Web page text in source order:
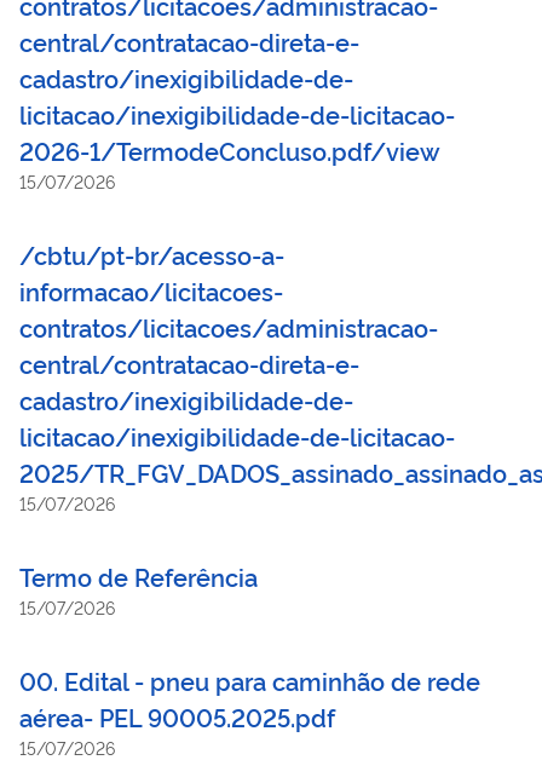
central/contratacao-direta-e-
cadastro/inexigibilidade-de-
licitacao/inexigibilidade-de-licitacao-
2026-1/TermodeConcluso.pdf/view
15/07/2026
/cbtu/pt-br/acesso-a-
informacao/licitacoes-
contratos/licitacoes/administracao-
central/contratacao-direta-e-
cadastro/inexigibilidade-de-
licitacao/inexigibilidade-de-licitacao-
2025/
15/07/2026
Termo de Referência
15/07/2026
00. Edital - pneu para caminhão de rede
aérea- PEL 90005.2025.pdf
15/07/2026